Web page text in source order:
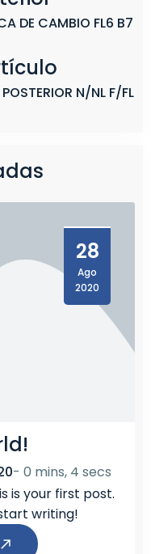
DE CAMBIO FL6 B7
N/NL F/FL
28
Ago
2020
- 0 mins, 4 secs
is your first post.
writing!